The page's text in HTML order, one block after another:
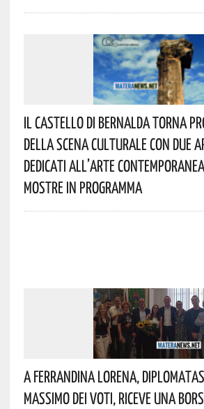
Il Castello Di Bernalda Torna
Della Scena Culturale Con Due
Dedicati All’arte
Mostre In Programma
A Ferrandina Lorena,
Massimo Dei Voti, Riceve Una